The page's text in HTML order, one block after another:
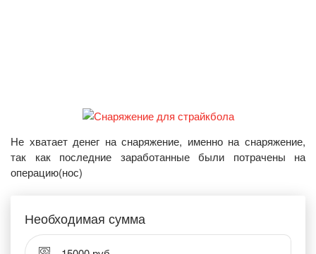
Не хватает денег на снаряжение, именно на снаряжение,
так как последние заработанные были потрачены на
операцию(нос)
Необходимая сумма